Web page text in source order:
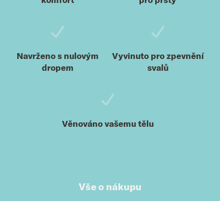
Navrženo s nulovým
dropem
Vyvinuto pro zpevnění
svalů
Věnováno vašemu tělu
Vše o nákupu